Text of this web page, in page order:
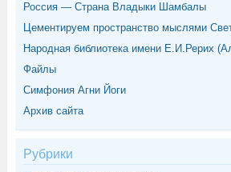
Россия — Страна Владыки Шамбалы
Цементируем пространство мыслями
Народная библиотека имени Е.И.Рерих
Файлы
Симфония Агни Йоги
Архив сайта
Рубрики